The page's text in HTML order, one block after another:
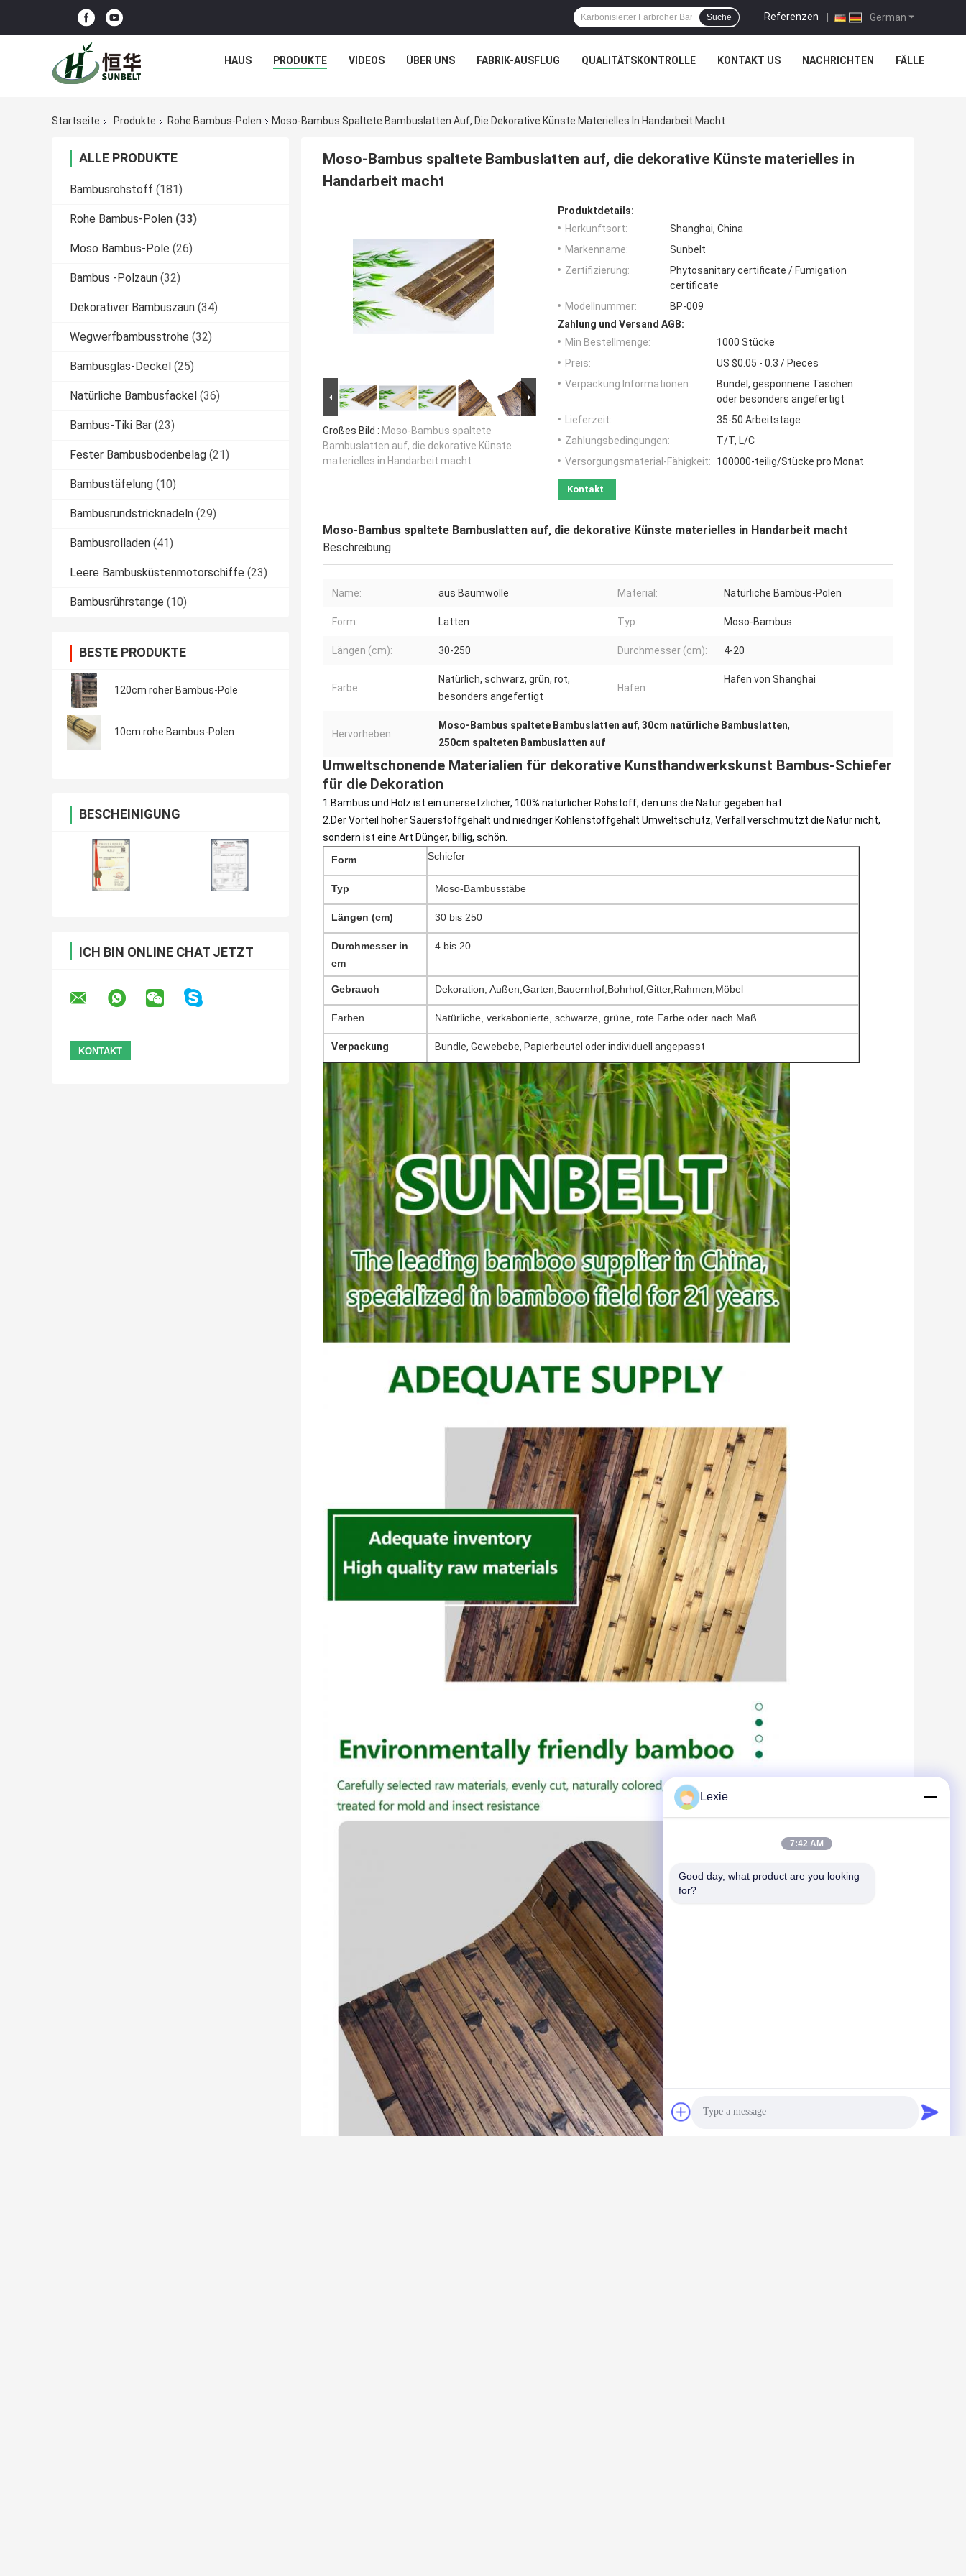
German
Referenzen |
Suche
HAUS PRODUKTE VIDEOS ÜBER UNS FABRIK-AUSFLUG QUALITÄTSKONTROLLE KONTAKT US NACHRICHTEN FÄLLE
Startseite Produkte Rohe Bambus-Polen Moso-Bambus Spaltete Bambuslatten Auf, Die Dekorative Künste Materielles In Handarbeit Macht
ALLE PRODUKTE
Bambusrohstoff (181)
Rohe Bambus-Polen (33)
Moso Bambus-Pole (26)
Bambus -Polzaun (32)
Dekorativer Bambuszaun (34)
Wegwerfbambusstrohe (32)
Bambusglas-Deckel (25)
Natürliche Bambusfackel (36)
Bambus-Tiki Bar (23)
Fester Bambusbodenbelag (21)
Bambustäfelung (10)
Bambusrundstricknadeln (29)
Bambusrolladen (41)
Leere Bambusküstenmotorschiffe (23)
Bambusrührstange (10)
BESTE PRODUKTE
120cm roher Bambus-Pole
10cm rohe Bambus-Polen
BESCHEINIGUNG
ICH BIN ONLINE CHAT JETZT
Moso-Bambus spaltete Bambuslatten auf, die dekorative Künste materielles in
Handarbeit macht
Großes Bild : Moso-Bambus spaltete
Bambuslatten auf, die dekorative Künste
materielles in Handarbeit macht
Produktdetails:
Herkunftsort:
Shanghai, China
Markenname:
Sunbelt
Zertifizierung:
Phytosanitary certificate / Fumigation
certificate
Modellnummer:
BP-009
Zahlung und Versand AGB:
Min Bestellmenge:
1000 Stücke
Preis:
US $0.05 - 0.3 / Pieces
Verpackung Informationen:
Bündel, gesponnene Taschen
oder besonders angefertigt
Lieferzeit:
35-50 Arbeitstage
Zahlungsbedingungen:
T/T, L/C
Versorgungsmaterial-Fähigkeit:
100000-teilig/Stücke pro Monat
Kontakt
Moso-Bambus spaltete Bambuslatten auf, die dekorative Künste materielles in Handarbeit macht
Beschreibung
Name: aus Baumwolle Material: Natürliche Bambus-Polen
Form: Latten Typ: Moso-Bambus
Längen (cm): 30-250 Durchmesser (cm): 4-20
Farbe:
Natürlich, schwarz, grün, rot,
besonders angefertigt
Hafen:
Hafen von Shanghai
Hervorheben:
Moso-Bambus spaltete Bambuslatten auf, 30cm natürliche Bambuslatten,
250cm spalteten Bambuslatten auf
Umweltschonende Materialien für dekorative Kunsthandwerkskunst Bambus-Schiefer
für die Dekoration
1.Bambus und Holz ist ein unersetzlicher, 100% natürlicher Rohstoff, den uns die Natur gegeben hat.
2.Der Vorteil hoher Sauerstoffgehalt und niedriger Kohlenstoffgehalt Umweltschutz, Verfall verschmutzt die Natur nicht,
sondern ist eine Art Dünger, billig, schön.
Form
Schiefer
Typ Moso-Bambusstäbe
Längen (cm) 30 bis 250
Durchmesser in
cm
4 bis 20
Gebrauch Dekoration, Außen,Garten,Bauernhof,Bohrhof,Gitter,Rahmen,Möbel
Farben Natürliche, verkabonierte, schwarze, grüne, rote Farbe oder nach Maß
Verpackung Bundle, Gewebebe, Papierbeutel oder individuell angepasst
Lexie
7:42 AM
Good day, what product are you looking
for?